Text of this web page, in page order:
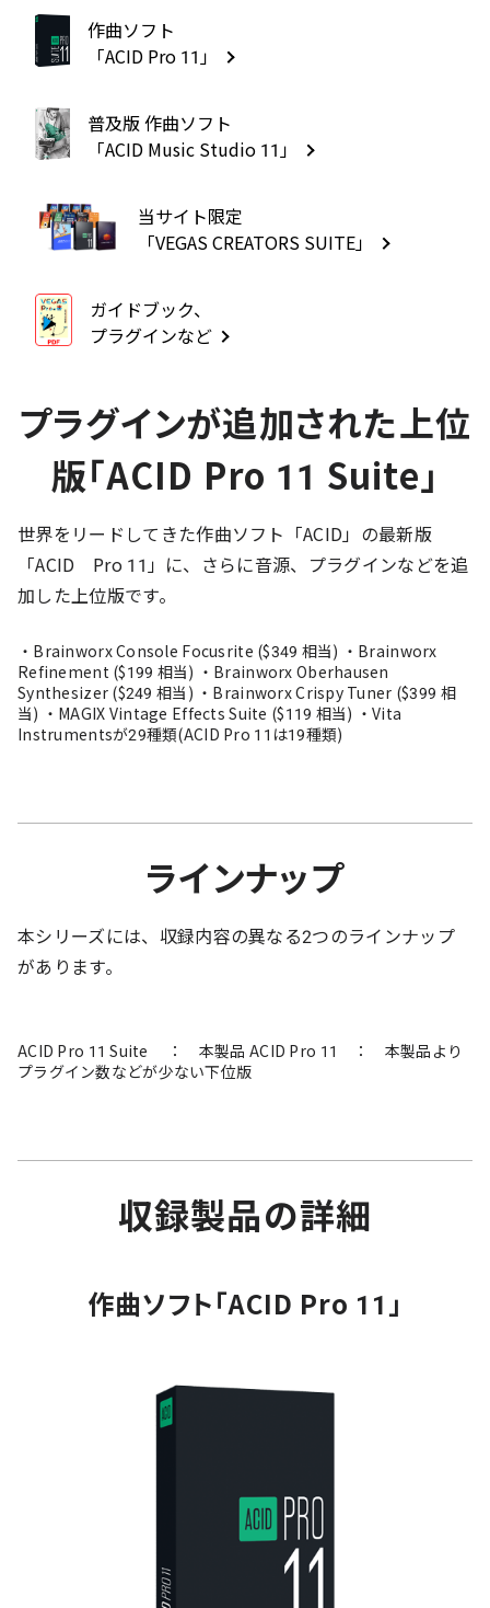
作曲ソフト
「ACID Pro 11」
普及版 作曲ソフト
「ACID Music Studio 11」
当サイト限定
「VEGAS CREATORS SUITE」
ガイドブック、
プラグインなど
プラグインが追加された上位
版「ACID Pro 11 Suite」
世界をリードしてきた作曲ソフト「ACID」の最新版
「ACID Pro 11」に、さらに音源、プラグインなどを追
加した上位版です。
・Brainworx Console Focusrite ($349 相当) ・Brainworx
Refinement ($199 相当) ・Brainworx Oberhausen
Synthesizer ($249 相当) ・Brainworx Crispy Tuner ($399 相
当) ・MAGIX Vintage Effects Suite ($119 相当) ・Vita
Instrumentsが29種類(ACID Pro 11は19種類)
ラインナップ
本シリーズには、収録内容の異なる2つのラインナップ
があります。
ACID Pro 11 Suite ： 本製品 ACID Pro 11 ： 本製品より
プラグイン数などが少ない下位版
収録製品の詳細
作曲ソフト「ACID Pro 11」